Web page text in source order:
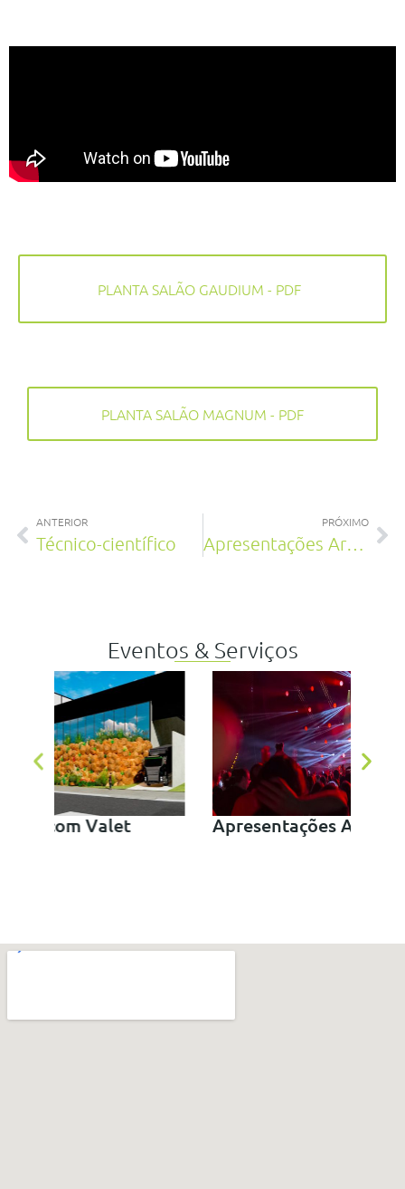
PLANTA SALÃO GAUDIUM - PDF
PLANTA SALÃO MAGNUM - PDF
ANTERIOR
Técnico-científico
PRÓXIMO
Apresentações Artísticas
Eventos & Serviços
Apresentações Artísticas